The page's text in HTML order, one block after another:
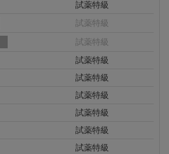
試薬特級
試薬特級
試薬特級
試薬特級
試薬特級
試薬特級
試薬特級
試薬特級
試薬特級